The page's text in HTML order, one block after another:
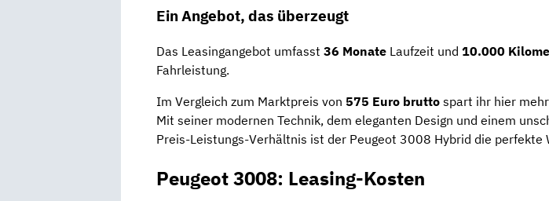
Ein Angebot, das überzeugt
Das Leasingangebot umfasst 36 Monate Laufzeit und 10.000
Fahrleistung.
Im Vergleich zum Marktpreis von 575 Euro brutto spart ihr hier
Mit seiner modernen Technik, dem eleganten Design und einem
Preis-Leistungs-Verhältnis ist der Peugeot 3008 Hybrid die perfekte
Peugeot 3008: Leasing-Kosten